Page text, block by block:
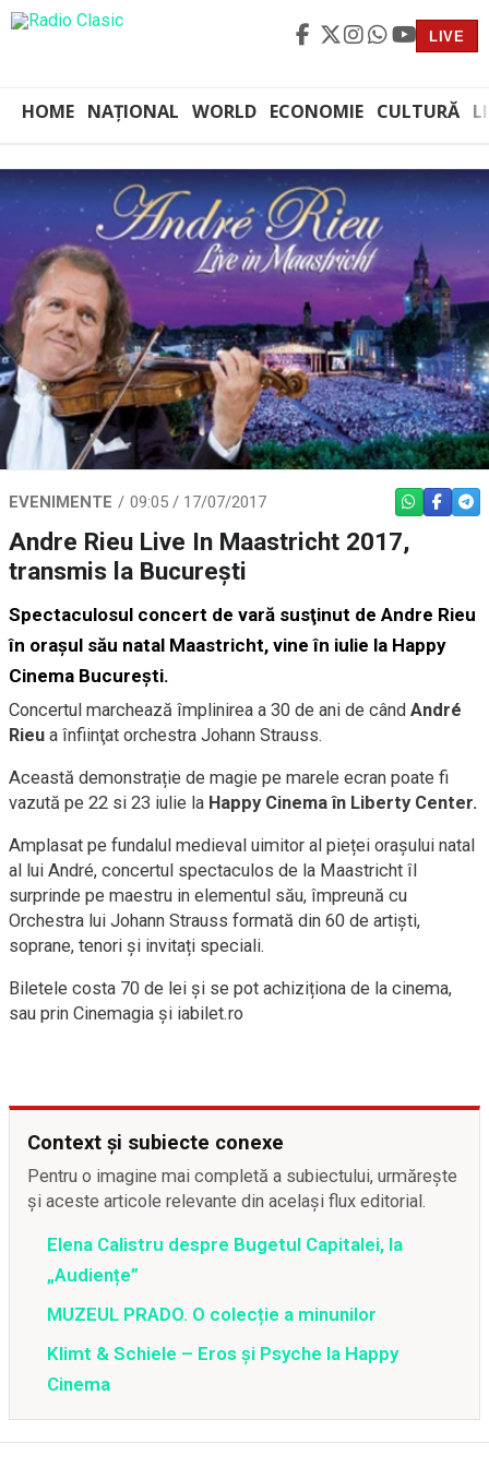
LIVE
HOME NAȚIONAL WORLD ECONOMIE CULTURĂ
EVENIMENTE 09:05 / 17/07/2017 WHATSAPP
Andre Rieu Live In Maastricht 2017,
transmis la București
Spectaculosul concert de vară susţinut de Andre Rieu
în oraşul său natal Maastricht, vine în iulie la Happy
Cinema Bucureşti.
Concertul marchează împlinirea a 30 de ani de când André
Rieu a înfiinţat orchestra Johann Strauss.
Această demonstrație de magie pe marele ecran poate fi
vazută pe 22 si 23 iulie la Happy Cinema în Liberty Center.
Amplasat pe fundalul medieval uimitor al pieței orașului natal
al lui André, concertul spectaculos de la Maastricht îl
surprinde pe maestru in elementul său, împreună cu
Orchestra lui Johann Strauss formată din 60 de artiști,
soprane, tenori și invitați speciali.
Biletele costa 70 de lei și se pot achiziționa de la cinema,
sau prin Cinemagia și iabilet.ro
Context și subiecte conexe
Pentru o imagine mai completă a subiectului, urmărește
și aceste articole relevante din același flux editorial.
Elena Calistru despre Bugetul Capitalei, la
„Audiențe”
MUZEUL PRADO. O colecție a minunilor
Klimt & Schiele – Eros și Psyche la Happy
Cinema